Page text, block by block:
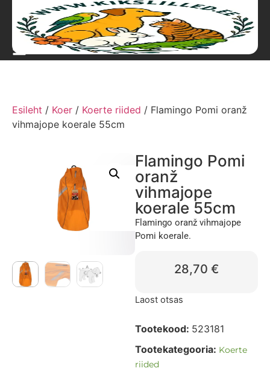
Esileht / Koer / Koerte riided / Flamingo Pomi oranž
vihmajope koerale 55cm
Flamingo Pomi
oranž
vihmajope
koerale 55cm
Flamingo oranž vihmajope
Pomi koerale.
28,70 €
Laost otsas
Tootekood: 523181
Tootekategooria: Koerte
riided